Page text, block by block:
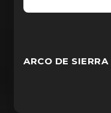
ARCO DE